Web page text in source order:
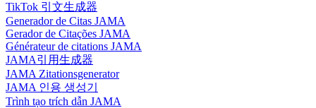
TikTok 引文生成器
Generador de Citas JAMA
Gerador de Citações JAMA
Générateur de citations JAMA
JAMA引用生成器
JAMA Zitationsgenerator
JAMA 인용 생성기
Trình tạo trích dẫn JAMA